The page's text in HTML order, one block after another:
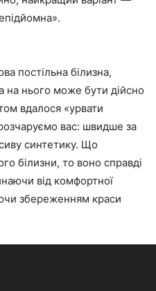
постільна білизна,
на нього може бути дійсно
вдалося «урвати
вас: швидше за
синтетику. Що
білизни, то воно справді
від комфортної
збереженням краси